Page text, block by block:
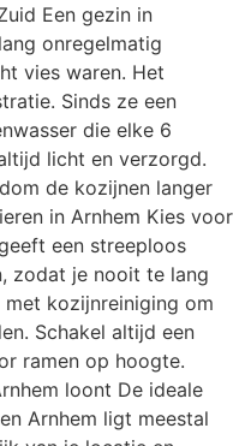
Een gezin in
onregelmatig
vies waren. Het
Sinds ze een
die elke 6
licht en verzorgd.
de kozijnen langer
in Arnhem Kies voor
een streeploos
zodat je nooit te lang
kozijnreiniging om
Schakel altijd een
ramen op hoogte.
loont De ideale
Arnhem ligt meestal